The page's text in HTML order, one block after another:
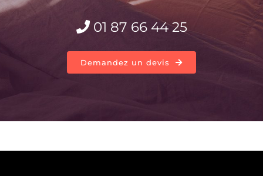
01 87 66 44 25
Demandez un devis